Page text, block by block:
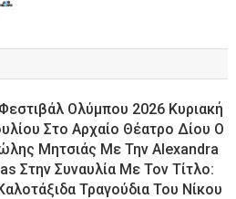
Ολύμπου 2026 Κυριακή
Στο Αρχαίο Θέατρο Δίου Ο
Μητσιάς Με Την Alexandra
Στην Συναυλία Με Τον Τίτλο:
Τραγούδια Του Νίκου